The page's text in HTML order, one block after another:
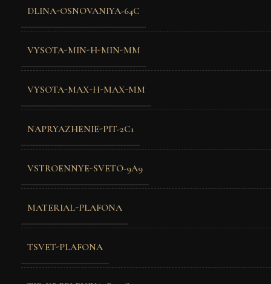
DLINA-OSNOVANIYA-64C
VYSOTA-MIN-H-MIN-MM
VYSOTA-MAX-H-MAX-MM
NAPRYAZHENIE-PIT-2C1
VSTROENNYE-SVETO-9A9
MATERIAL-PLAFONA
TSVET-PLAFONA